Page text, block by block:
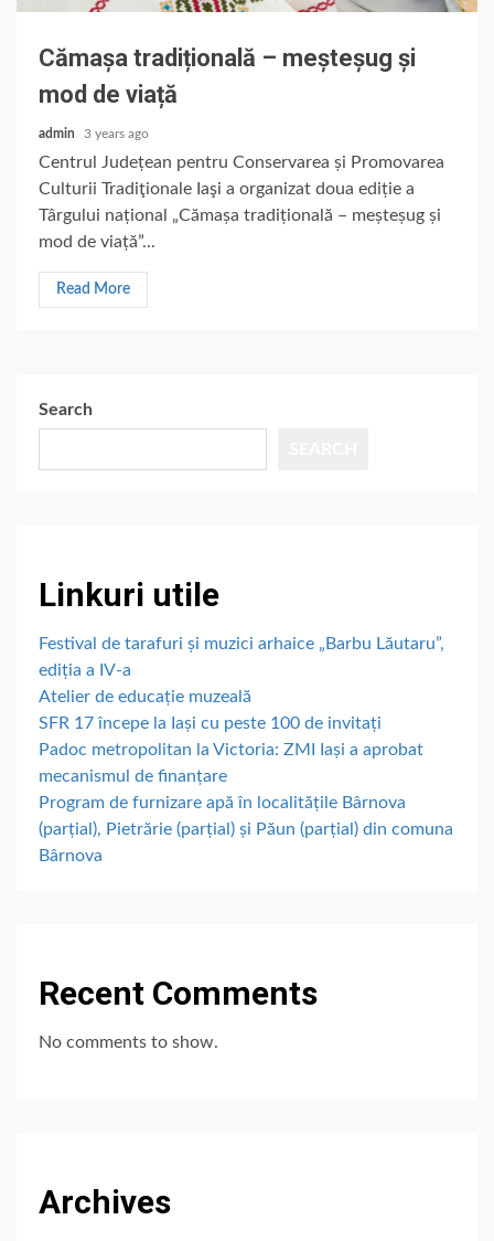
Cămașa tradițională – meșteșug și
mod de viață
admin 3 years ago
Centrul Județean pentru Conservarea și Promovarea
Culturii Tradiţionale Iaşi a organizat doua ediție a
Târgului național „Cămașa tradițională – meșteșug și
mod de viață”...
Read More
Search
Linkuri utile
Festival de tarafuri și muzici arhaice „Barbu Lăutaru”,
ediția a IV-a
Atelier de educație muzeală
SFR 17 începe la Iași cu peste 100 de invitați
Padoc metropolitan la Victoria: ZMI Iași a aprobat
mecanismul de finanțare
Program de furnizare apă în localitățile Bârnova
(parțial), Pietrărie (parțial) și Păun (parțial) din comuna
Bârnova
Recent Comments
No comments to show.
Archives